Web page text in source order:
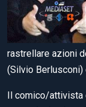
rastrellare azioni
(Silvio
Il comico/attivista